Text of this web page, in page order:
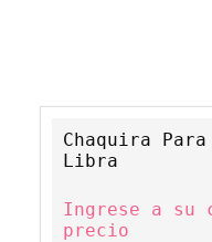
Chaquira
Libra
Ingrese a su
precio